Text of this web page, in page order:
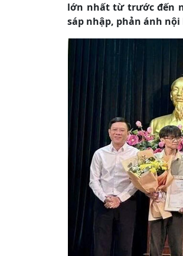
lớn nhất từ trước đến
sáp nhập, phản ánh